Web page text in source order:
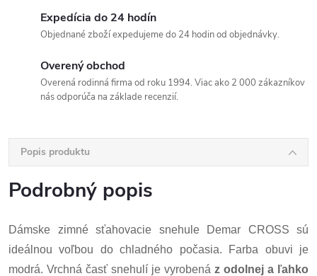
Expedícia do 24 hodín
Objednané zboží expedujeme do 24 hodin od objednávky.
Overený obchod
Overená rodinná firma od roku 1994. Viac ako 2 000 zákazníkov
nás odporúča na základe recenzií.
Popis produktu
Podrobný popis
Dámske zimné sťahovacie snehule Demar CROSS sú
ideálnou voľbou do chladného počasia. Farba obuvi je
modrá. Vrchná časť snehulí je vyrobená z odolnej a ľahko